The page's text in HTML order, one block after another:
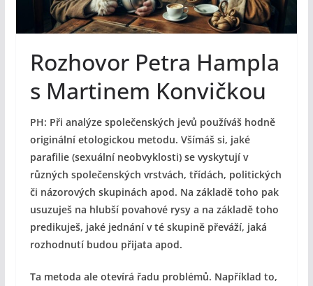
Rozhovor Petra Hampla
s Martinem Konvičkou
PH: Při analýze společenských jevů používáš hodně
originální etologickou metodu. Všímáš si, jaké
parafilie (sexuální neobvyklosti) se vyskytují v
různých společenských vrstvách, třídách, politických
či názorových skupinách apod. Na základě toho pak
usuzuješ na hlubší povahové rysy a na základě toho
predikuješ, jaké jednání v té skupině převáží, jaká
rozhodnutí budou přijata apod.
Ta metoda ale otevírá řadu problémů. Například to,